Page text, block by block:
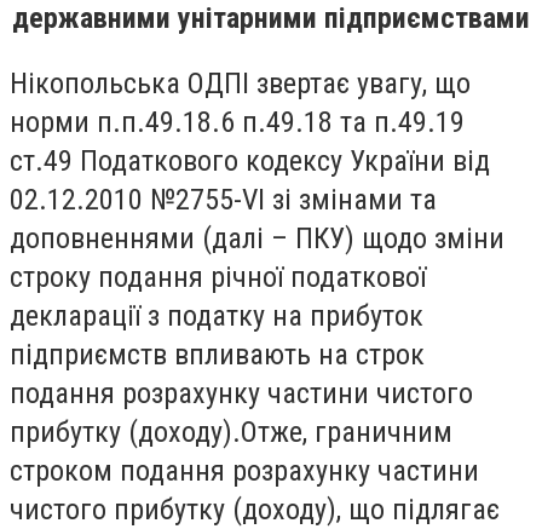
державними унітарними підприємствами
Нікопольська ОДПІ звертає увагу, що
норми п.п.49.18.6 п.49.18 та п.49.19
ст.49 Податкового кодексу України від
02.12.2010 №2755-VI зі змінами та
доповненнями (далі – ПКУ) щодо зміни
строку подання річної податкової
декларації з податку на прибуток
підприємств впливають на строк
подання розрахунку частини чистого
прибутку (доходу).Отже, граничним
строком подання розрахунку частини
чистого прибутку (доходу), що підлягає